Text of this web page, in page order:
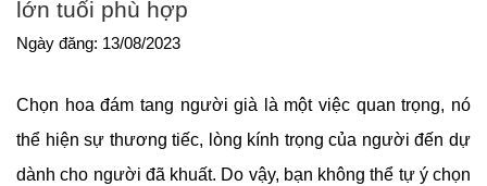
lớn tuổi phù hợp
Ngày đăng: 13/08/2023
Chọn hoa đám tang người già là một việc quan trọng, nó
thể hiện sự thương tiếc, lòng kính trọng của người đến dự
dành cho người đã khuất. Do vậy, bạn không thể tự ý chọn